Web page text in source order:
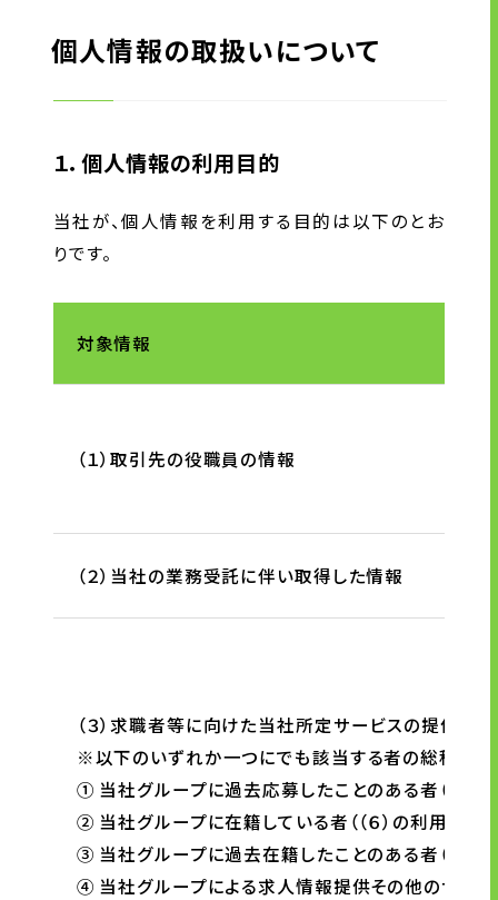
個人情報の取扱いについて
１．個人情報の利用目的
当社が、個人情報を利用する目的は以下のとお
りです。
対象情報
（１）取引先の役職員の情報
（２）当社の業務受託に伴い取得した情報
（３）求職者等に向けた当社所定サービスの提供対象
※以下のいずれか一つにでも該当する者の総称をい
① 当社グループに過去応募したことのある者（（５）
② 当社グループに在籍している者（（６）の利用目的
③ 当社グループに過去在籍したことのある者（（６）
④ 当社グループによる求人情報提供その他のサービ